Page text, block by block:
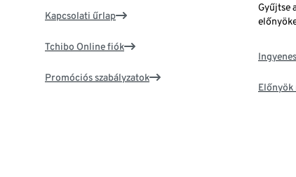
Kapcsolati űrlap
Tchibo Online fiók
Promóciós szabályzatok
Gyűjtse
Előnyök